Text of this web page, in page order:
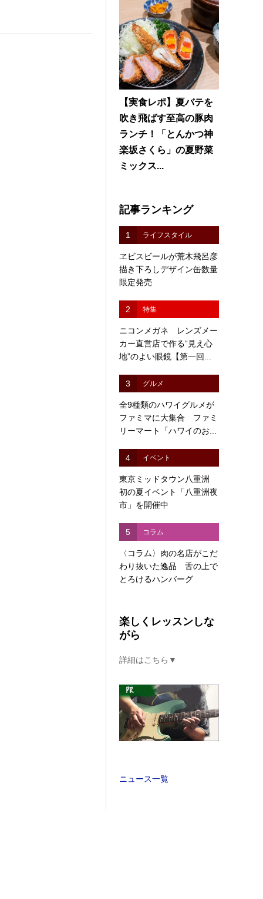
【実食レポ】夏バテを
吹き飛ばす至高の豚肉
ランチ！「とんかつ神
楽坂さくら」の夏野菜
ミックス...
記事ランキング
1 ライフスタイル
ヱビスビールが荒木飛呂彦
描き下ろしデザイン缶数量
限定発売
2 特集
ニコンメガネ レンズメー
カー直営店で作る“見え心
地”のよい眼鏡【第一回...
3 グルメ
全9種類のハワイグルメが
ファミマに大集合 ファミ
リーマート「ハワイのお...
4 イベント
東京ミッドタウン八重洲
初の夏イベント「八重洲夜
市」を開催中
5 コラム
〈コラム〉肉の名店がこだ
わり抜いた逸品 舌の上で
とろけるハンバーグ
楽しくレッスンしな
がら
詳細はこちら▼
ニュース一覧